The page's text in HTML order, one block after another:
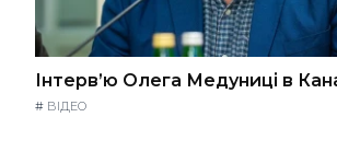
Інтерв’ю Олега Медуниці в
# ВІДЕО